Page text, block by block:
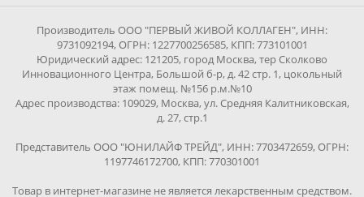
Производитель ООО "ПЕРВЫЙ ЖИВОЙ КОЛЛАГЕН", ИНН:
9731092194, ОГРН: 1227700256585, КПП: 773101001
Юридический адрес: 121205, город Москва, тер Сколково
Инновационного Центра, Большой б-р, д. 42 стр. 1, цокольный
этаж помещ. №156 р.м.№10
Адрес производства: 109029, Москва, ул. Средняя Калитниковская,
д. 27, стр.1
Представитель ООО "ЮНИЛАЙФ ТРЕЙД", ИНН: 7703472659, ОГРН:
1197746172700, КПП: 770301001
Товар в интернет-магазине не является лекарственным средством.